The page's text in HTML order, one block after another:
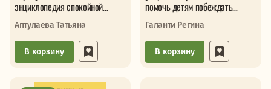
энциклопедия спокойной
материнства
Аптулаева Татьяна
В корзину
помочь детям побеждать
Галанти Регина
В корзину